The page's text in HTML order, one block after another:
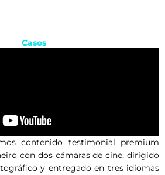
Casos
contenido testimonial premium
con dos cámaras de cine, dirigido
y entregado en tres idiomas